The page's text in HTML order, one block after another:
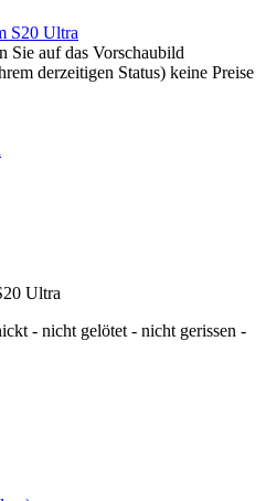
Sie auf das Vorschaubild
derzeitigen Status) keine Preise
Ultra
- nicht gelötet - nicht gerissen -